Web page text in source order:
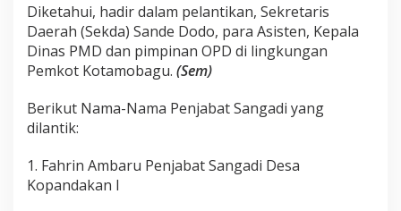
Diketahui, hadir dalam pelantikan, Sekretaris
Daerah (Sekda) Sande Dodo, para Asisten, Kepala
Dinas PMD dan pimpinan OPD di lingkungan
Pemkot Kotamobagu. (Sem)
Berikut Nama-Nama Penjabat Sangadi yang
dilantik:
1. Fahrin Ambaru Penjabat Sangadi Desa
Kopandakan I